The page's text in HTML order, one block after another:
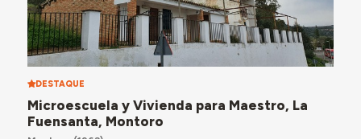
DESTAQUE
Microescuela y Vivienda para Maestro, La
Fuensanta, Montoro